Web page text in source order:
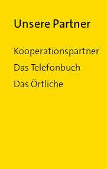
Unsere Partner
Kooperationspartner
Das Telefonbuch
Das Örtliche